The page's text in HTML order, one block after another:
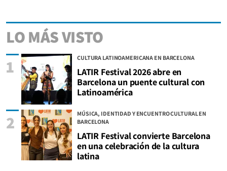
LO MÁS VISTO
CULTURA LATINOAMERICANA EN BARCELONA
LATIR Festival 2026 abre en
Barcelona un puente cultural con
Latinoamérica
1
MÚSICA, IDENTIDAD Y ENCUENTRO CULTURAL EN
BARCELONA
LATIR Festival convierte Barcelona
en una celebración de la cultura
latina
2